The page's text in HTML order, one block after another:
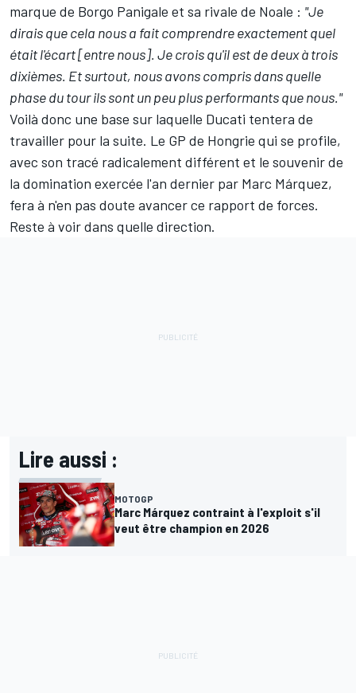
marque de Borgo Panigale et sa rivale de Noale : "Je
dirais que cela nous a fait comprendre exactement quel
était l'écart [entre nous]. Je crois qu'il est de deux à trois
dixièmes. Et surtout, nous avons compris dans quelle
phase du tour ils sont un peu plus performants que nous."
Voilà donc une base sur laquelle Ducati tentera de
travailler pour la suite. Le GP de Hongrie qui se profile,
avec son tracé radicalement différent et le souvenir de
la domination exercée l'an dernier par Marc Márquez,
fera à n'en pas doute avancer ce rapport de forces.
Reste à voir dans quelle direction.
Lire aussi :
MOTOGP
Marc Márquez contraint à l'exploit s'il
veut être champion en 2026